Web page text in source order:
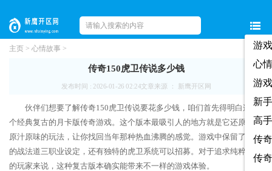
游
心
游
新
高
传
传
主页 > 心情故事 >
传奇150虎卫传说多少钱
发布时间 : 2026-01-26 02:24文章来源 ： 新鹰开区网
伙伴们想要了解传奇150虎卫传说要花多少钱，咱们首先得明白这是
个经典复古的月卡版传奇游戏。这个版本最吸引人的地方就是它还原了最
原汁原味的玩法，让你找回当年那种热血沸腾的感觉。游戏中保留了经典
的战法道三职业设定，还有独特的虎卫系统可以招募。对于追求纯粹乐趣
的玩家来说，这种复古版本确实能带来不一样的游戏体验。